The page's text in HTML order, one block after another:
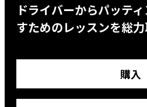
ドライバーからパッテ
すためのレッスンを総力
購入